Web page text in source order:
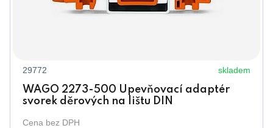
29772 skladem
WAGO 2273-500 Upevňovací adaptér
svorek děrových na lištu DIN
Cena bez DPH